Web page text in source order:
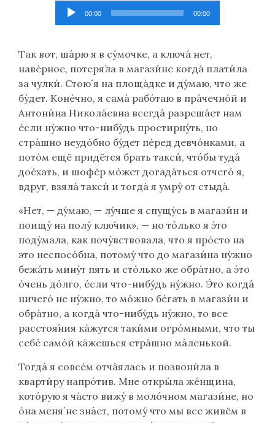
Lecteur00:00 00:00
Так вот, ша́рю я в су́мочке, а ключа́ нет,
наве́рное, потеря́ла в магази́не когда́ плати́ла
за чулки́. Стою́ я на площа́дке и ду́маю, что же
бу́дет. Коне́чно, я сама́ рабо́таю в пра́чечно́й и
Антони́на Никола́евна всегда́ разреша́ет нам
е́сли ну́жно что-нибу́дь простирну́ть, но
стра́шно неудо́бно бу́дет пе́ред девчо́нками, а
пото́м ещё придётся брать такси́, что́бы туда́
дое́хать, и шофёр мо́жет догада́ться отчего́ я,
вдруг, взяла́ такси́ и тогда́ я умру́ от стыда́.
«Нет, — ду́маю, — лу́чше я спущу́сь в магази́н и
поищу́ на полу́ клю́чик», — но то́лько я э́то
поду́мала, как почу́вствовала, что я про́сто на
это неспосо́бна, потому́ что до магази́на ну́жно
бежа́ть мину́т пять и сто́лько же обра́тно, а э́то
о́чень до́лго, е́сли что-нибу́дь ну́жно. Э́то когда́
ничего́ не ну́жно, то мо́жно бе́гать в магази́н и
обра́тно, а когда́ что-нибу́дь ну́жно, то все
расстоя́ния ка́жутся таки́ми огро́мными, что ты
себе́ само́й ка́жешься стра́шно ма́ленькой.
Тогда́ я совсе́м отча́ялась и позвони́ла в
кварти́ру напро́тив. Мне откры́ла же́нщина,
кото́рую я ча́сто вижу́ в моло́чном магази́не, но
о́на меня́ не зна́ет, потому́ что мы все живём в